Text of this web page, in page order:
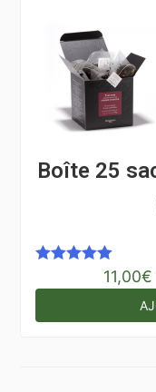
Boîte 25
11,00€